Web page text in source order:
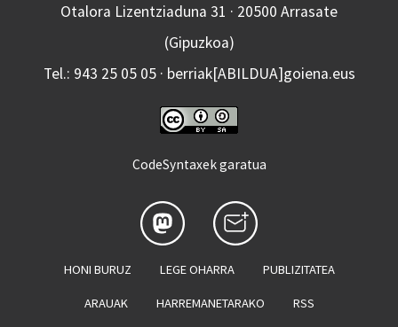
Otalora Lizentziaduna 31 · 20500 Arrasate
(Gipuzkoa)
Tel.: 943 25 05 05 · berriak[ABILDUA]goiena.eus
CodeSyntaxek garatua
HONI BURUZ LEGE OHARRA PUBLIZITATEA
ARAUAK HARREMANETARAKO RSS